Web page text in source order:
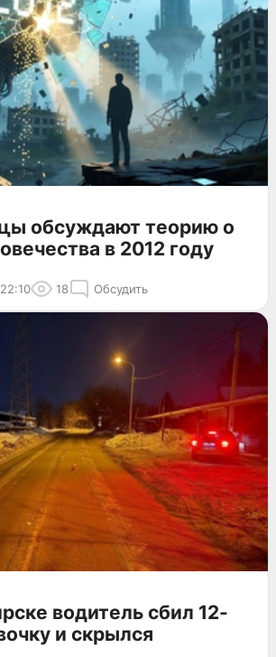
обсуждают теорию о
в 2012 году
18 Обсудить
водитель сбил 12-
и скрылся